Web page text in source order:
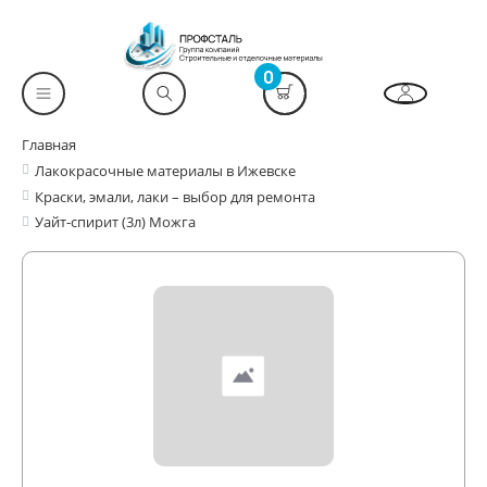
0
Главная
Лакокрасочные материалы в Ижевске
Краски, эмали, лаки – выбор для ремонта
Уайт-спирит (3л) Можга